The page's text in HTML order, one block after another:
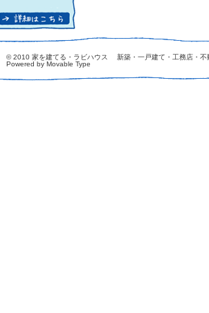
© 2010 家を建てる・ラビハウス 新築・一戸建て・工務店・不
Powered by Movable Type